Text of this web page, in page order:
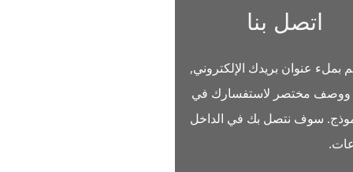
اتصل بنا
عنوان بريدك الإلكتروني,
ووصف مختصر لاستفسارك في
سوف نتصل بك في الداخل